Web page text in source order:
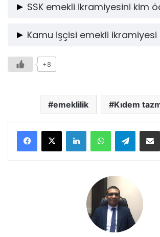
olmak demektir ve İş Kanunu’na tabi
yerine, işvereninden kıdem tazminatı
SSK emekli ikramiyesini kim
Kimse ödemez; çünkü SSK emeklisi
Kamu işçisi emekli ikramiyesi
Hayır, kamu işçisi de özel sektör işçisi
tazminatı alır.
+8
emeklilik Kıdem
LinkedInWhatsAppTelegram